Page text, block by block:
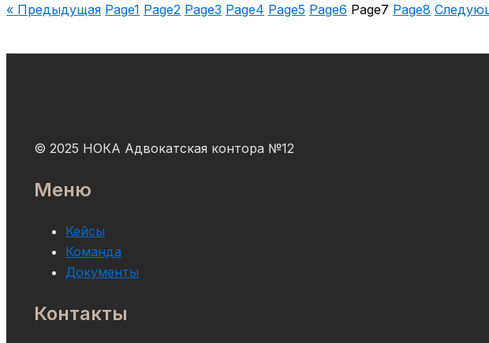
« Предыдущая Page1 Page2 Page3 Page4 Page5 Page6 Page7 Page8
© 2025 НОКА Адвокатская контора №12
Меню
Кейсы
Команда
Документы
Контакты